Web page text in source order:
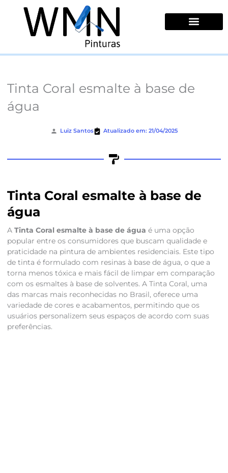
conteúdo
Tinta Coral esmalte à base de
água
Luiz Santos Atualizado em: 21/04/2025
Tinta Coral esmalte à base de
água
A Tinta Coral esmalte à base de água é uma opção
popular entre os consumidores que buscam qualidade e
praticidade na pintura de ambientes residenciais. Este tipo
de tinta é formulado com resinas à base de água, o que a
torna menos tóxica e mais fácil de limpar em comparação
com os esmaltes à base de solventes. A Tinta Coral, uma
das marcas mais reconhecidas no Brasil, oferece uma
variedade de cores e acabamentos, permitindo que os
usuários personalizem seus espaços de acordo com suas
preferências.